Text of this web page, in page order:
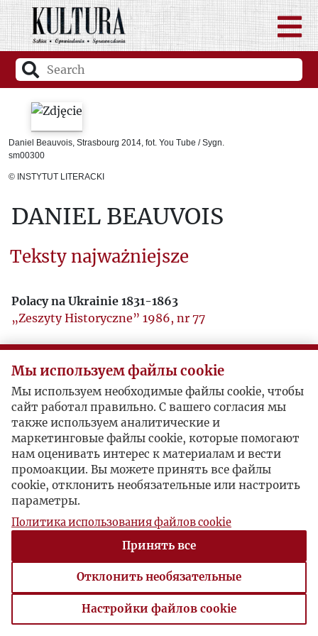
Daniel Beauvois, Strasbourg 2014, fot. You Tube / Sygn.
sm00300
© INSTYTUT LITERACKI
DANIEL BEAUVOIS
Teksty najważniejsze
Polacy na Ukrainie 1831-1863
„Zeszyty Historyczne” 1986, nr 77
Мы используем файлы cookie
Мы используем необходимые файлы cookie, чтобы
сайт работал правильно. С вашего согласия мы
также используем аналитические и
маркетинговые файлы cookie, которые помогают
нам оценивать интерес к материалам и вести
промоакции. Вы можете принять все файлы
cookie, отклонить необязательные или настроить
параметры.
Политика использования файлов cookie
Принять все
Отклонить необязательные
Настройки файлов cookie
Настройки файлов cookie